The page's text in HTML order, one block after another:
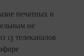
печатных и
не
13 телеканалов